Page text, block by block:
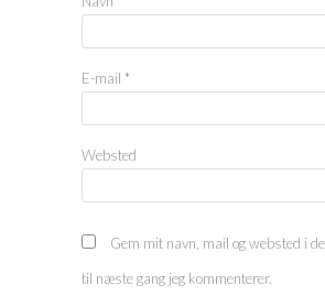
E-mail *
Websted
Gem mit navn, mail og websted i
til næste gang jeg kommenterer.